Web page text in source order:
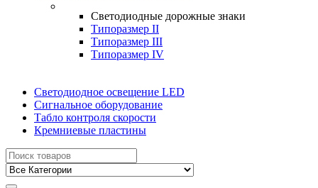
Светодиодные дорожные знаки
Типоразмер II
Типоразмер III
Типоразмер IV
Светодиодное освещение LED
Сигнальное оборудование
Табло контроля скорости
Кремниевые пластины
Найти: